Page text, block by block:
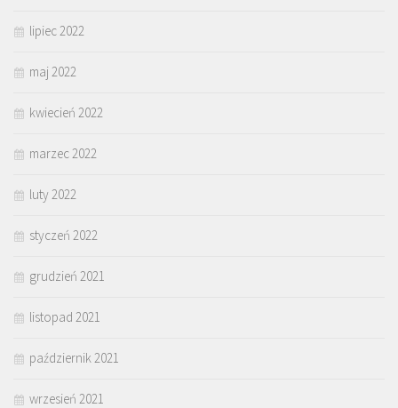
lipiec 2022
maj 2022
kwiecień 2022
marzec 2022
luty 2022
styczeń 2022
grudzień 2021
listopad 2021
październik 2021
wrzesień 2021